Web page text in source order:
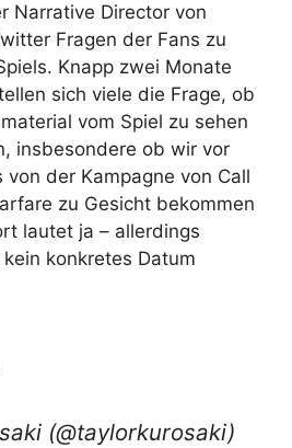
Narrative Director von
Fragen der Fans zu
Knapp zwei Monate
sich viele die Frage, ob
vom Spiel zu sehen
insbesondere ob wir vor
der Kampagne von Call
zu Gesicht bekommen
lautet ja – allerdings
konkretes Datum
(@taylorkurosaki)